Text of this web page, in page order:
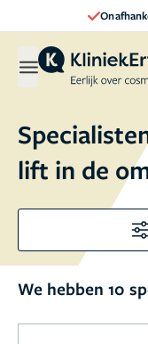
lift in de
We hebben 10